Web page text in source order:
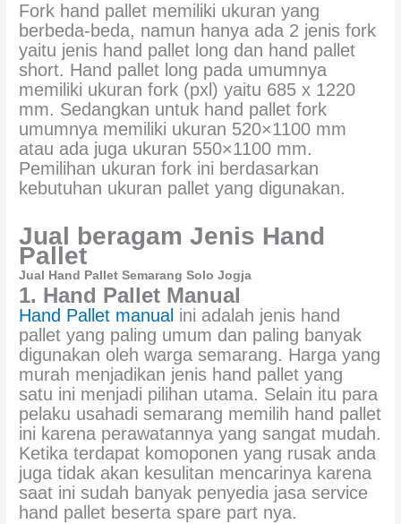
Fork hand pallet memiliki ukuran yang
berbeda-beda, namun hanya ada 2 jenis fork
yaitu jenis hand pallet long dan hand pallet
short. Hand pallet long pada umumnya
memiliki ukuran fork (pxl) yaitu 685 x 1220
mm. Sedangkan untuk hand pallet fork
umumnya memiliki ukuran 520×1100 mm
atau ada juga ukuran 550×1100 mm.
Pemilihan ukuran fork ini berdasarkan
kebutuhan ukuran pallet yang digunakan.
Jual beragam Jenis Hand
Pallet
Jual Hand Pallet Semarang Solo Jogja
1. Hand Pallet Manual
Hand Pallet manual ini adalah jenis hand
pallet yang paling umum dan paling banyak
digunakan oleh warga semarang. Harga yang
murah menjadikan jenis hand pallet yang
satu ini menjadi pilihan utama. Selain itu para
pelaku usahadi semarang memilih hand pallet
ini karena perawatannya yang sangat mudah.
Ketika terdapat komoponen yang rusak anda
juga tidak akan kesulitan mencarinya karena
saat ini sudah banyak penyedia jasa service
hand pallet beserta spare part nya.